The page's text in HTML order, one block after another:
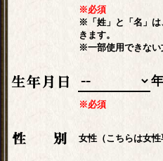
※必須
※「姓」と「名」は
きます。
※一部使用できない
年
※必須
女性（こちらは女性